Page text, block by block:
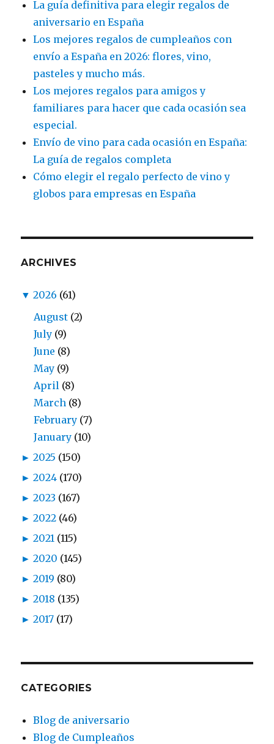
La guía definitiva para elegir regalos de
aniversario en España
Los mejores regalos de cumpleaños con
envío a España en 2026: flores, vino,
pasteles y mucho más.
Los mejores regalos para amigos y
familiares para hacer que cada ocasión sea
especial.
Envío de vino para cada ocasión en España:
La guía de regalos completa
Cómo elegir el regalo perfecto de vino y
globos para empresas en España
ARCHIVES
▼ 2026 (61)
August (2)
July (9)
June (8)
May (9)
April (8)
March (8)
February (7)
January (10)
► 2025 (150)
► 2024 (170)
► 2023 (167)
► 2022 (46)
► 2021 (115)
► 2020 (145)
► 2019 (80)
► 2018 (135)
► 2017 (17)
CATEGORIES
Blog de aniversario
Blog de Cumpleaños